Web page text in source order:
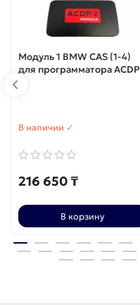
Модуль 1 BMW CAS (1-4)
для программатора ACDP
В наличии ✓
216 650 ₸
В корзину